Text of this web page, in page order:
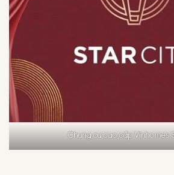
Chung cư cao cấp Vinhomes